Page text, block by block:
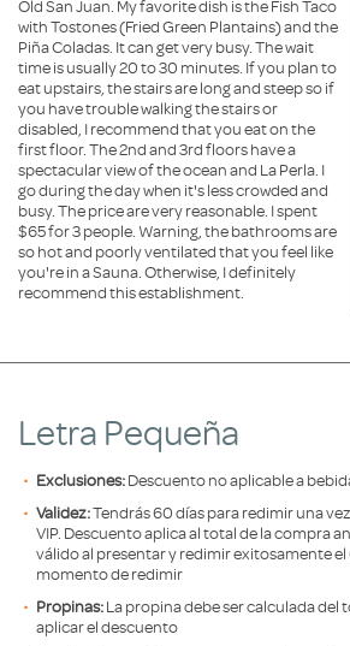
Old San Juan. My favorite dish is the Fish Taco
with Tostones (Fried Green Plantains) and the
Piña Coladas. It can get very busy. The wait
time is usually 20 to 30 minutes. If you plan to
eat upstairs, the stairs are long and steep so if
you have trouble walking the stairs or
disabled, I recommend that you eat on the
first floor. The 2nd and 3rd floors have a
spectacular view of the ocean and La Perla. I
go during the day when it's less crowded and
busy. The price are very reasonable. I spent
$65 for 3 people. Warning, the bathrooms are
so hot and poorly ventilated that you feel like
you're in a Sauna. Otherwise, I definitely
recommend this establishment.
Letra Pequeña
Exclusiones:Descuento no aplicable a
Validez:Tendrás 60 días para redimir una
VIP. Descuento aplica al total de la compra
válido al presentar y redimir exitosamente el
momento de redimir
Propinas:La propina debe ser calculada del
aplicar el descuento